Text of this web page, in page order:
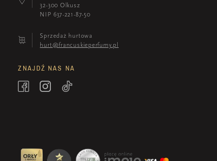
32-300 Olkusz
NIP 637-221-87-50
Sprzedaż hurtowa
hurt@francuskieperfumy.pl
ZNAJDŹ NAS NA